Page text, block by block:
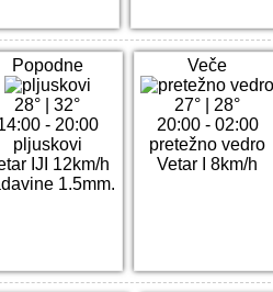
Popodne
28° |32°
- 20:00
pljuskovi
IJI 12km/h
1.5mm.
Veče
27°
28°
20:00 - 02:00
pretežno vedro
Vetar I 8km/h